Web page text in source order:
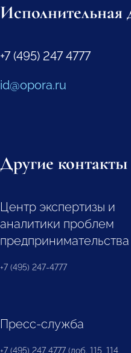
Исполнительная
+7 (495) 247 4777
id@opora.ru
Другие контакты
Центр экспертизы и
аналитики проблем
предпринимательства
+7 (495) 247-4777
Пресс-служба
+7 (495) 247 4777 (доб. 115, 114,